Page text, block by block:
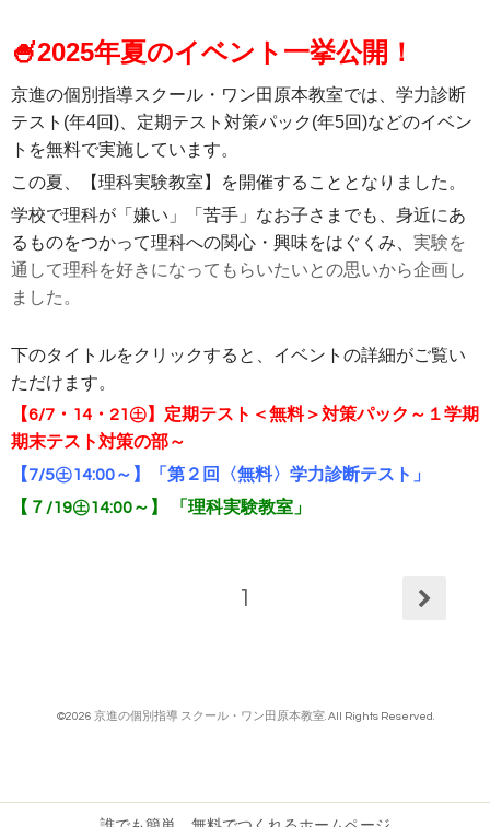
🍧2025年夏のイベント一挙公開！
京進の個別指導スクール・ワン田原本教室では、学力診断
テスト(年4回)、定期テスト対策パック(年5回)などのイベン
トを無料で実施しています。
この夏、【理科実験教室】を開催することとなりました。
学校で理科が「嫌い」「苦手」なお子さまでも、身近にあ
るものをつかって理科への関心・興味をはぐくみ
実験を
通して理科を好きになってもらいたいとの思いから企画し
ました。
下のタイトルをクリックすると、イベントの詳細がご覧い
ただけます。
【6/7・14・21㊏】定期テスト＜無料＞対策パック～１学期
期末テスト対策の部～
【7/5㊏14:00～】「第２回〈無料〉学力診断テスト」
【７/19㊏14:00～】 「理科実験教室」
1
©2026 京進の個別指導 スクール・ワン田原本教室. All Rights Reserved.